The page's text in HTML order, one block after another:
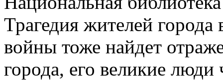
Трагедия жителей
войны тоже найдет
города, его великие